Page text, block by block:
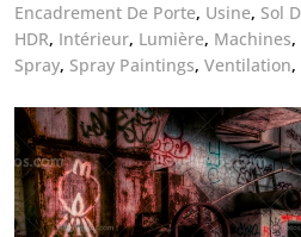
Encadrement De Porte, Usine, Sol
HDR, Intérieur, Lumière, Machines,
Spray, Spray Paintings, Ventilation,